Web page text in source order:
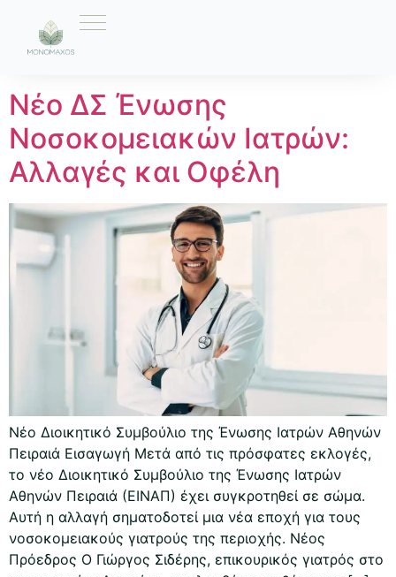
Ετικέτα:
Νέο ΔΣ Ένωσης
Νοσοκομειακών Ιατρών:
Αλλαγές και Οφέλη
Νέο Διοικητικό Συμβούλιο της Ένωσης Ιατρών Αθηνών
Πειραιά Εισαγωγή Μετά από τις πρόσφατες εκλογές,
το νέο Διοικητικό Συμβούλιο της Ένωσης Ιατρών
Αθηνών Πειραιά (ΕΙΝΑΠ) έχει συγκροτηθεί σε σώμα.
Αυτή η αλλαγή σηματοδοτεί μια νέα εποχή για τους
νοσοκομειακούς γιατρούς της περιοχής. Νέος
Πρόεδρος Ο Γιώργος Σιδέρης, επικουρικός γιατρός στο